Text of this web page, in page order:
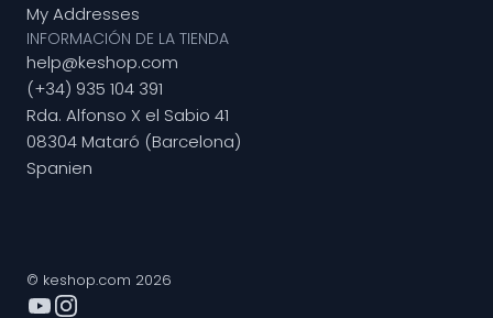
My Addresses
INFORMACIÓN DE LA TIENDA
help@keshop.com
(+34) 935 104 391
Rda. Alfonso X el Sabio 41
08304 Mataró (Barcelona)
Spanien
© keshop.com 2026